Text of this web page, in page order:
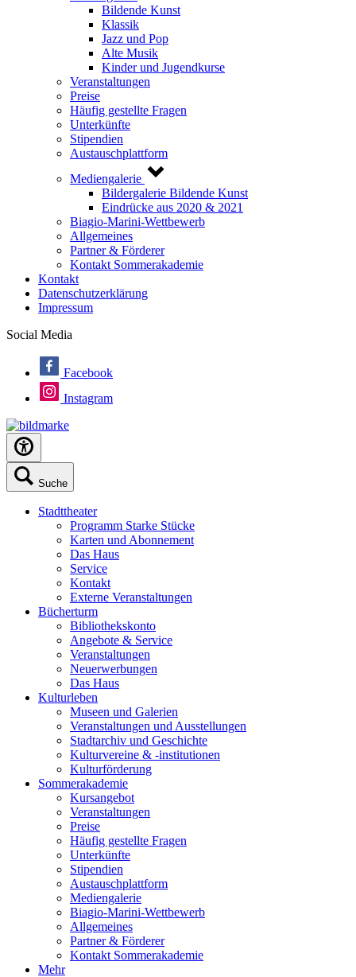
Bildende Kunst
Klassik
Jazz und Pop
Alte Musik
Kinder und Jugendkurse
Veranstaltungen
Preise
Häufig gestellte Fragen
Unterkünfte
Stipendien
Austauschplattform
Mediengalerie
Bildergalerie Bildende Kunst
Eindrücke aus 2020 & 2021
Biagio-Marini-Wettbewerb
Allgemeines
Partner & Förderer
Kontakt Sommerakademie
Kontakt
Datenschutzerklärung
Impressum
Social Media
Facebook
Instagram
Suche
Stadttheater
Programm Starke Stücke
Karten und Abonnement
Das Haus
Service
Kontakt
Externe Veranstaltungen
Bücherturm
Bibliothekskonto
Angebote & Service
Veranstaltungen
Neuerwerbungen
Das Haus
Kulturleben
Museen und Galerien
Veranstaltungen und Ausstellungen
Stadtarchiv und Geschichte
Kulturvereine & -institutionen
Kulturförderung
Sommerakademie
Kursangebot
Veranstaltungen
Preise
Häufig gestellte Fragen
Unterkünfte
Stipendien
Austauschplattform
Mediengalerie
Biagio-Marini-Wettbewerb
Allgemeines
Partner & Förderer
Kontakt Sommerakademie
Mehr